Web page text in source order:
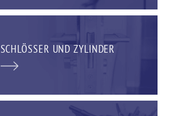
SCHLÖSSER UND ZYLINDER